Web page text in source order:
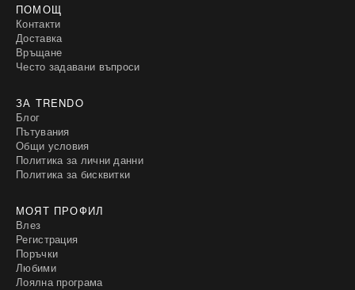
ПОМОЩ
Контакти
Доставка
Връщане
Често задавани въпроси
ЗА TRENDO
Блог
Пътувания
Общи условия
Политика за лични данни
Политика за бисквитки
МОЯТ ПРОФИЛ
Влез
Регистрация
Поръчки
Любими
Лоялна програма